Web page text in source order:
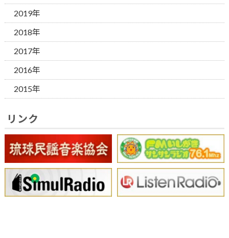
2019年
2018年
2017年
2016年
2015年
リンク